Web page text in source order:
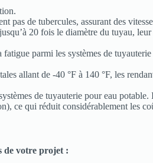
de tubercules, assurant des
20 fois le diamètre du tuyau, leur
parmi les systèmes de
allant de -40 °F à 140 °F, les
de tuyauterie pour eau
ce qui réduit considérablement les
de votre projet :